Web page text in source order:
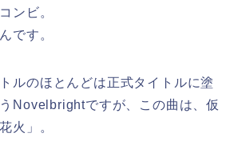
ンビ。
です。
ルのほとんどは正式タイトルに塗
Novelbrightですが、この曲は、仮
火」。